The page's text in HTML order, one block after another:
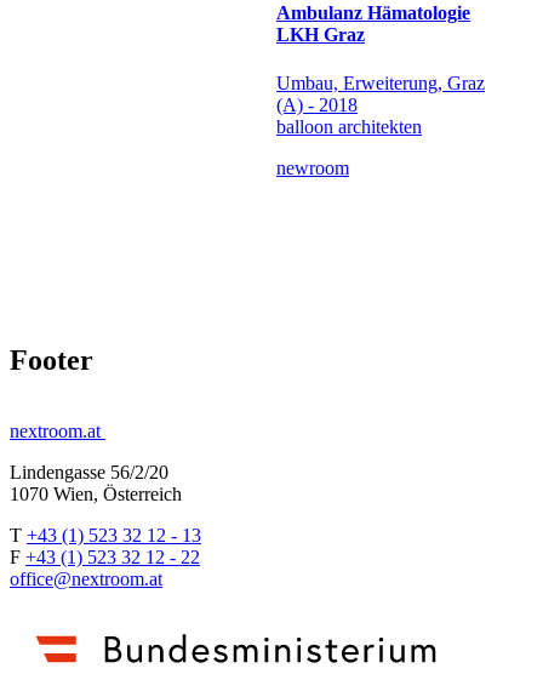
Ambulanz Hämatologie
LKH Graz
Umbau, Erweiterung, Graz
(A) - 2018
balloon architekten
newroom
Footer
nextroom.at
Lindengasse 56/2/20
1070 Wien, Österreich
T +43 (1) 523 32 12 - 13
F +43 (1) 523 32 12 - 22
office@nextroom.at